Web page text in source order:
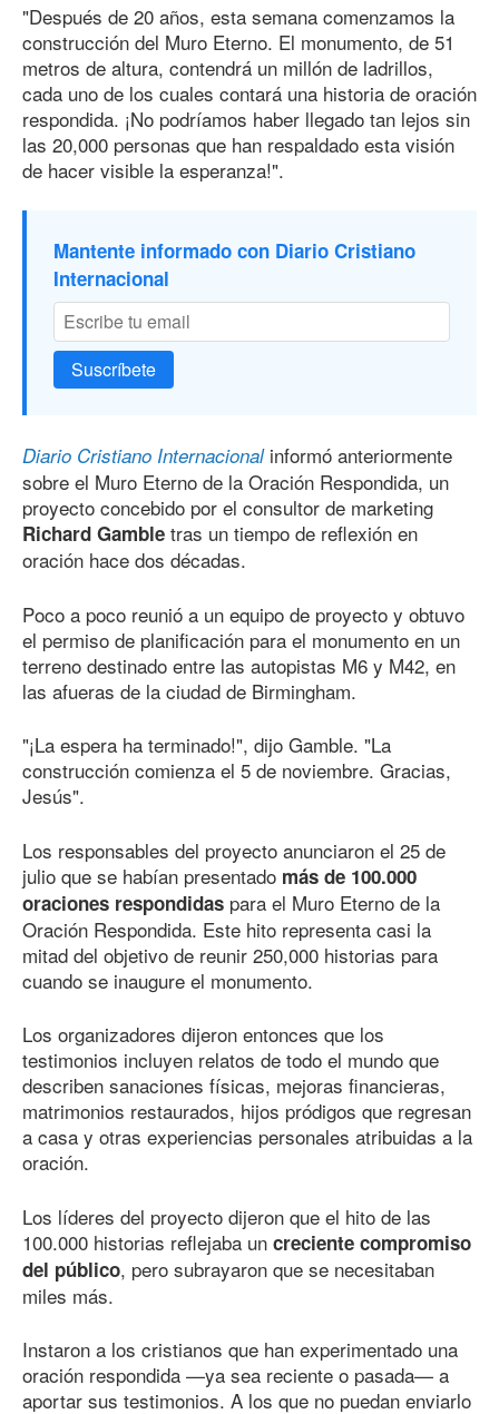
"Después de 20 años, esta semana comenzamos la
construcción del Muro Eterno. El monumento, de 51
metros de altura, contendrá un millón de ladrillos,
cada uno de los cuales contará una historia de oración
respondida. ¡No podríamos haber llegado tan lejos sin
las 20,000 personas que han respaldado esta visión
de hacer visible la esperanza!".
Mantente informado con Diario Cristiano
Internacional
Suscríbete
Diario Cristiano Internacionalinformó anteriormente
sobre el Muro Eterno de la Oración Respondida, un
proyecto concebido por el consultor de marketing
Richard Gamble tras un tiempo de reflexión en
oración hace dos décadas.
Poco a poco reunió a un equipo de proyecto y obtuvo
el permiso de planificación para el monumento en un
terreno destinado entre las autopistas M6 y M42, en
las afueras de la ciudad de Birmingham.
"¡La espera ha terminado!", dijo Gamble. "La
construcción comienza el 5 de noviembre. Gracias,
Jesús".
Los responsables del proyecto anunciaron el 25 de
julio que se habían presentado más de 100.000
oraciones respondidas para el Muro Eterno de la
Oración Respondida. Este hito representa casi la
mitad del objetivo de reunir 250,000 historias para
cuando se inaugure el monumento.
Los organizadores dijeron entonces que los
testimonios incluyen relatos de todo el mundo que
describen sanaciones físicas, mejoras financieras,
matrimonios restaurados, hijos pródigos que regresan
a casa y otras experiencias personales atribuidas a la
oración.
Los líderes del proyecto dijeron que el hito de las
100.000 historias reflejaba un creciente compromiso
del público, pero subrayaron que se necesitaban
miles más.
Instaron a los cristianos que han experimentado una
oración respondida —ya sea reciente o pasada— a
aportar sus testimonios. A los que no puedan enviarlo